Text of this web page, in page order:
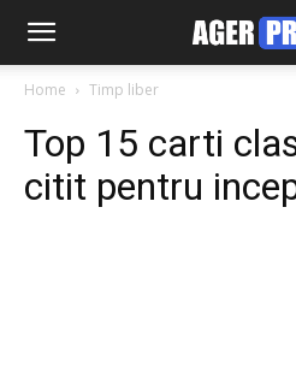
Home Timp liber
Top 15 carti
citit pentru